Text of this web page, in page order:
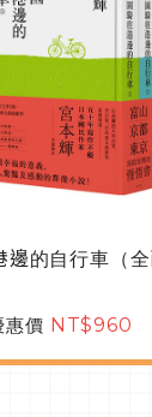
的自行車（全
惠價 NT$960